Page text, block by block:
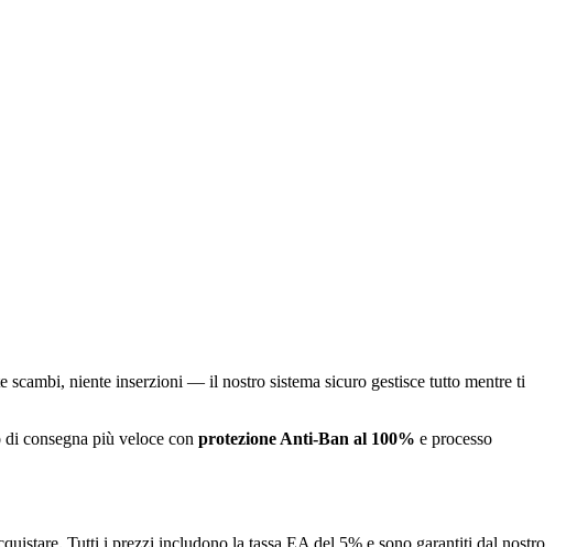
scambi, niente inserzioni — il nostro sistema sicuro gestisce tutto mentre ti
consegna più veloce con protezione Anti-Ban al 100% e processo